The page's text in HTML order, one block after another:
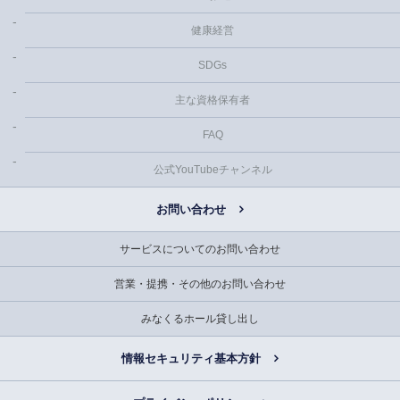
健康経営
SDGs
主な資格保有者
FAQ
公式YouTubeチャンネル
お問い合わせ
サービスについてのお問い合わせ
営業・提携・その他のお問い合わせ
みなくるホール貸し出し
情報セキュリティ基本方針